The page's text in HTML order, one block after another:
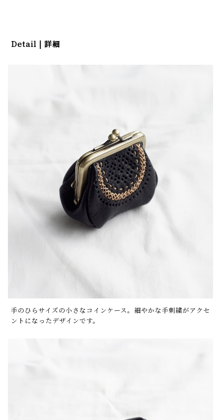
Detail | 詳細
手のひらサイズの小さなコインケース。細やかな手刺繍がアクセ
ントになったデザインです。